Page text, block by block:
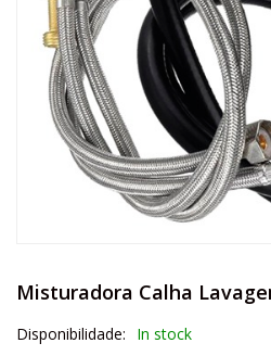
Misturadora Calha
Disponibilidade: In stock